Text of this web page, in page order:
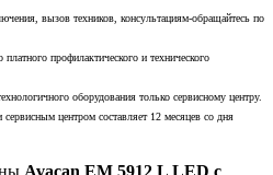
вызов техников, консультациям-обращайтесь по
профилактического и технического
оборудования только сервисному центру.
сервисным центром составляет 12 месяцев со дня
Avacan EM 5912 L LED с